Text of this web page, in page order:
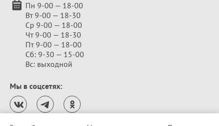
Пн 9-00 — 18-00
Вт 9-00 — 18-30
Ср 9-00 — 18-00
Чт 9-00 — 18-30
Пт 9-00 — 18-00
Сб: 9-30 — 15-00
Вс: выходной
Мы в соцсетях: